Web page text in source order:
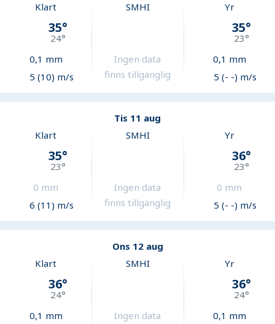
Klart
35°
24°
0,1 mm
5 (10) m/s
SMHI
Ingen data
finns tillgänglig
Yr
35°
23°
0,1 mm
5 (- -) m/s
Tis 11 aug
Klart
35°
23°
0 mm
6 (11) m/s
SMHI
Ingen data
finns tillgänglig
Yr
36°
23°
0 mm
5 (- -) m/s
Ons 12 aug
Klart
36°
24°
0,1 mm
SMHI
Ingen data
Yr
36°
24°
0,1 mm